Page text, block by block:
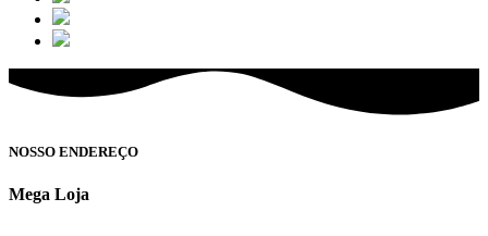
NOSSO ENDEREÇO
Mega Loja